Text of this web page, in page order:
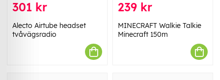
301 kr
Alecto Airtube headset
tvåvägsradio
239 kr
MINECRAFT Walkie Talkie
Minecraft 150m